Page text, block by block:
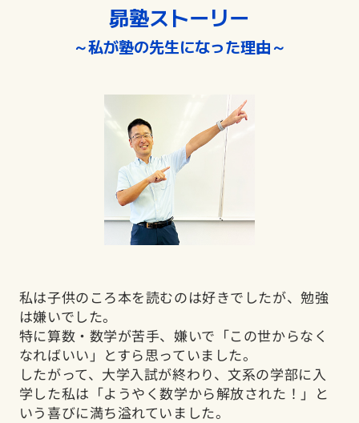
昴塾ストーリー
～私が塾の先生になった理由～
私は子供のころ本を読むのは好きでしたが、勉強
は嫌いでした。
特に算数・数学が苦手、嫌いで「この世からなく
なればいい」とすら思っていました。
したがって、大学入試が終わり、文系の学部に入
学した私は「ようやく数学から解放された！」と
いう喜びに満ち溢れていました。